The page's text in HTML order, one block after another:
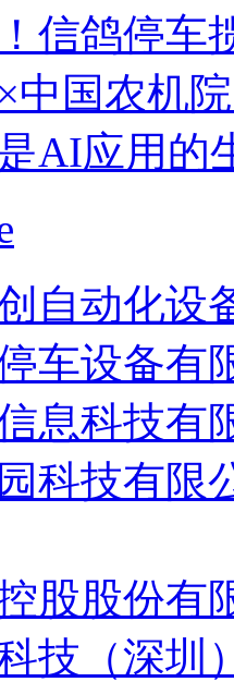
信鸽停车
中国农机
AI应用的
自动化设
车设备有
息科技有
科技有限
股股份有
技（深圳